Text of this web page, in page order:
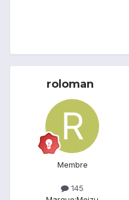
roloman
Membre
145